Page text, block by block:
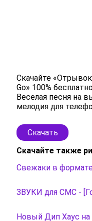
Скачайте
Go» 100%
Веселая песня на
мелодия для
Скачать
Скачайте также
Свежаки в
ЗВУКИ для СМС -
Новый Дип Хаус на